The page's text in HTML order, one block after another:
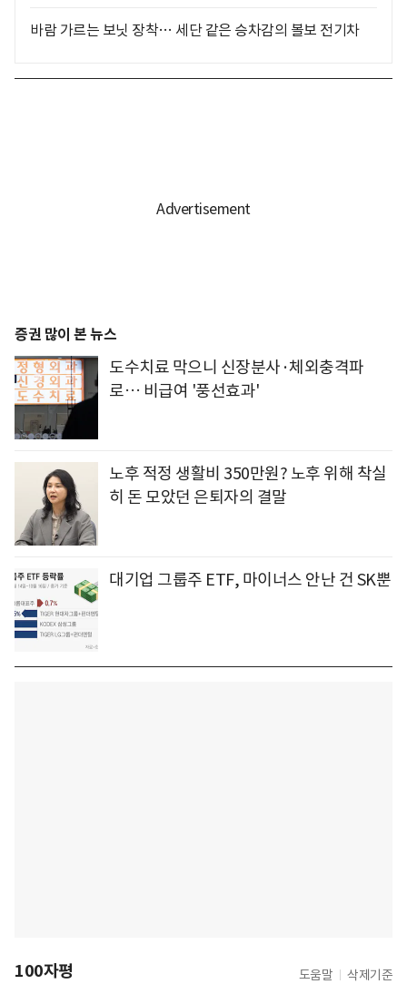
바람 가르는 보닛 장착… 세단 같은 승차감의 볼보 전기차
증권 많이 본 뉴스
도수치료 막으니 신장분사·체외충격파
로… 비급여 '풍선효과'
노후 적정 생활비 350만원? 노후 위해 착실
히 돈 모았던 은퇴자의 결말
대기업 그룹주 ETF, 마이너스 안난 건 SK뿐
100자평 도움말 삭제기준